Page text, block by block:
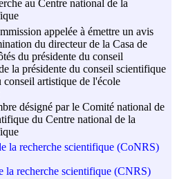
au Centre national de la
appelée à émettre un avis
du directeur de la Casa de
du présidente du conseil
la présidente du conseil scientifique
conseil artistique de l'école
désigné par le Comité national de
du Centre national de la
la recherche scientifique (CoNRS)
la recherche scientifique (CNRS)